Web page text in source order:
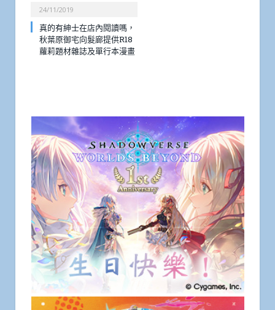
24/11/2019
真的有紳士在店內閱讀嗎，
秋葉原御宅向髮廊提供R18
蘿莉題材雜誌及單行本漫畫